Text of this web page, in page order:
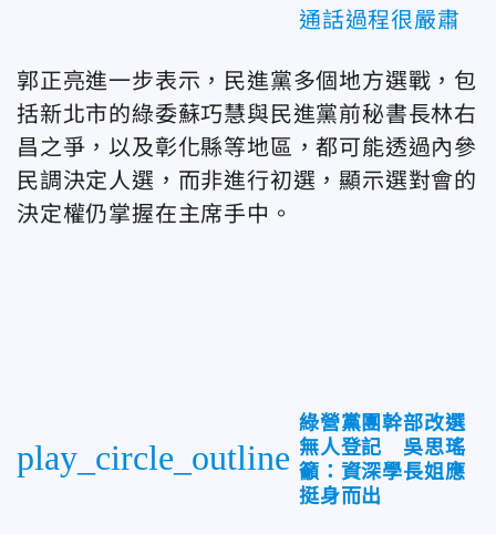
通話過程很嚴肅
郭正亮進一步表示，民進黨多個地方選戰，包
括新北市的綠委蘇巧慧與民進黨前秘書長林右
昌之爭，以及彰化縣等地區，都可能透過內參
民調決定人選，而非進行初選，顯示選對會的
決定權仍掌握在主席手中。
play_circle_outline
綠營黨團幹部改選
無人登記 吳思瑤
籲：資深學長姐應
挺身而出